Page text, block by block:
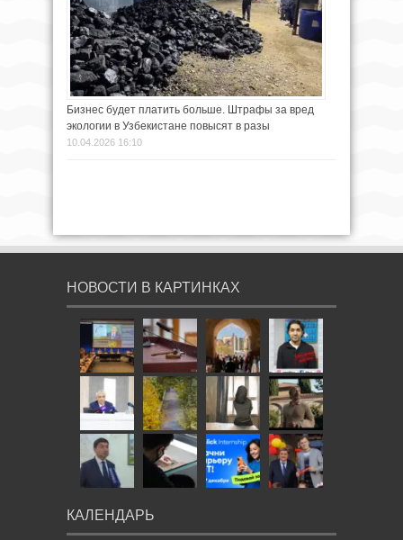
Бизнес будет платить больше. Штрафы за вред
экологии в Узбекистане повысят в разы
10.04.2026 16:10
НОВОСТИ В КАРТИНКАХ
КАЛЕНДАРЬ